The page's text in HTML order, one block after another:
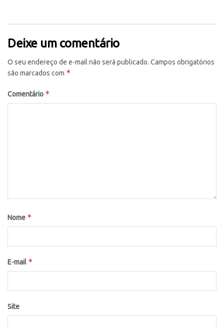
Deixe um comentário
O seu endereço de e-mail não será publicado. Campos obrigatórios
são marcados com *
Comentário *
Nome *
E-mail *
Site